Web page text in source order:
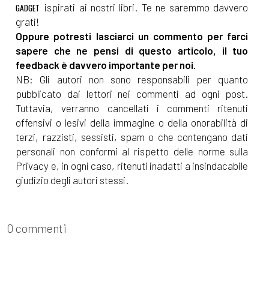
GADGET ispirati ai nostri libri. Te ne saremmo davvero
grati!
Oppure potresti lasciarci un commento per farci
sapere che ne pensi di questo articolo, il tuo
feedback è davvero importante per noi.
NB: Gli autori non sono responsabili per quanto
pubblicato dai lettori nei commenti ad ogni post.
Tuttavia, verranno cancellati i commenti ritenuti
offensivi o lesivi della immagine o della onorabilità di
terzi, razzisti, sessisti, spam o che contengano dati
personali non conformi al rispetto delle norme sulla
Privacy e, in ogni caso, ritenuti inadatti a insindacabile
giudizio degli autori stessi.
0 commenti